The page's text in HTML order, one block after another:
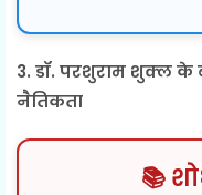
3. डॉ. परशुराम शुक्ल के
नैतिकता
📚